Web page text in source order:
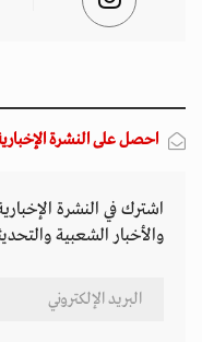
احصل على النشرة
اشترك في النشرة
والأخبار الشعبية